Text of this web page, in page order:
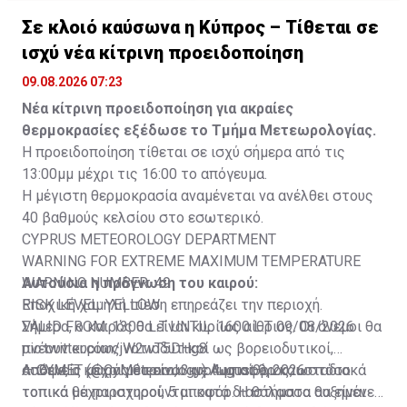
Σε κλοιό καύσωνα η Κύπρος – Τίθεται σε
ισχύ νέα κίτρινη προειδοποίηση
09.08.2026 07:23
Νέα κίτρινη προειδοποίηση για ακραίες
θερμοκρασίες εξέδωσε το Τμήμα Μετεωρολογίας.
Η προειδοποίηση τίθεται σε ισχύ σήμερα από τις
13:00μμ μέχρι τις 16:00 το απόγευμα.
Η μέγιστη θερμοκρασία αναμένεται να ανέλθει στους
40 βαθμούς κελσίου στο εσωτερικό.
CYPRUS METEOROLOGY DEPARTMENT
WARNING FOR EXTREME MAXIMUM TEMPERATURE
WARNING NUMBER: 49
RISK LEVEL: YELLOW
VALID FROM: 1300 L.T UNTIL: 1600 L.T 09/08/2026
pic.twitter.com/jW2wT5DHg8
— CYMET (@CyMeteorology)August 9, 2026
Αυτούσια η πρόγνωση του καιρού:
Εποχική χαμηλή πίεση επηρεάζει την περιοχή.
Σήμερα, ο καιρός θα είναι κυρίως αίθριος. Οι άνεμοι θα
πνέουν κυρίως νοτιοδυτικοί ως βορειοδυτικοί,
ασθενείς μέχρι μέτριοι, 3 με 4 μποφόρ και σταδιακά
τοπικά μέχρι ισχυροί, 5 μποφόρ. Η θάλασσα θα είναι
Απόψε, ο καιρός θα είναι κυρίως αίθριος, ωστόσο
τοπικά θα παρατηρούνται κατά διαστήματα αυξημένες